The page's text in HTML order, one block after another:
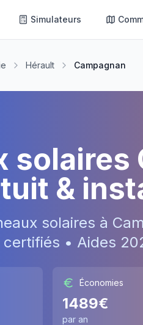
Simulateurs
Hérault Campagnan
solaires
&
solaires à
• Aides
Économies
1489€
par an